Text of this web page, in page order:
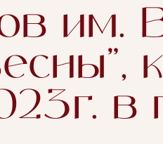
им.
в